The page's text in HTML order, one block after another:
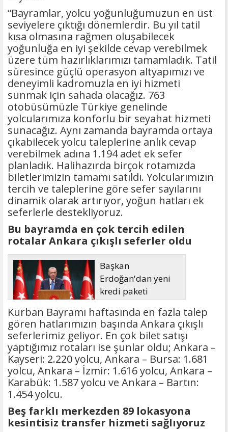
“Bayramlar, yolcu yoğunluğumuzun en üst
seviyelere çıktığı dönemlerdir. Bu yıl tatil
kısa olmasına rağmen oluşabilecek
yoğunluğa en iyi şekilde cevap verebilmek
üzere tüm hazırlıklarımızı tamamladık. Tatil
süresince güçlü operasyon altyapımızı ve
deneyimli kadromuzla en iyi hizmeti
sunmak için sahada olacağız. 763
otobüsümüzle Türkiye genelinde
yolcularımıza konforlu bir seyahat hizmeti
sunacağız. Aynı zamanda bayramda ortaya
çıkabilecek yolcu taleplerine anlık cevap
verebilmek adına 1.194 adet ek sefer
planladık. Halihazırda birçok rotamızda
biletlerimizin tamamı satıldı. Yolcularımızın
tercih ve taleplerine göre sefer sayılarını
dinamik olarak artırıyor, yoğun hatları ek
seferlerle destekliyoruz.
Bu bayramda en çok tercih edilen
rotalar Ankara çıkışlı seferler oldu
Başkan
Erdoğan'dan yeni
kredi paketi
müjdesi: 6 ay geri
ödemesiz, 36 ay vadeli
Kurban Bayramı haftasında en fazla talep
gören hatlarımızın başında Ankara çıkışlı
seferlerimiz geliyor. En çok bilet satışı
yaptığımız rotaları ise şunlar oldu; Ankara –
Kayseri: 2.220 yolcu, Ankara – Bursa: 1.681
yolcu, Ankara – İzmir: 1.616 yolcu, Ankara –
Karabük: 1.587 yolcu ve Ankara – Bartın:
1.454 yolcu.
Beş farklı merkezden 89 lokasyona
kesintisiz transfer hizmeti sağlıyoruz